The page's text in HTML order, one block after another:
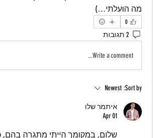
מה הועלתי…)
0
2 תגובות
Write a comment...
Sort by:
Newest
איתמר שלו
Apr 01
שלום, במקומך הייתי מתגרה